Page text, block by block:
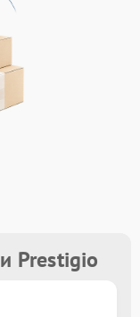
Prestigio